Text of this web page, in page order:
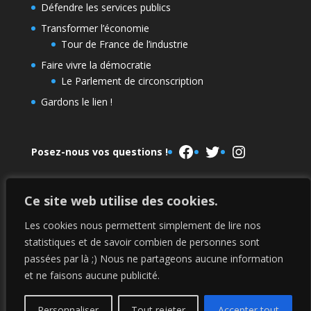
Ce site web utilise des cookies.
Les cookies nous permettent simplement de lire nos
statistiques et de savoir combien de personnes sont
passées par là ;) Nous ne partageons aucune information
et ne faisons aucune publicité.
Défendre les services publics
Transformer l’économie
Tour de France de l’industrie
Faire vivre la démocratie
Le Parlement de circonscription
Gardons le lien !
Posez-nous vos questions ! Facebook
TwitterInstagram
Le Parlement de la NUPES La campagne 2022
Mentions légales